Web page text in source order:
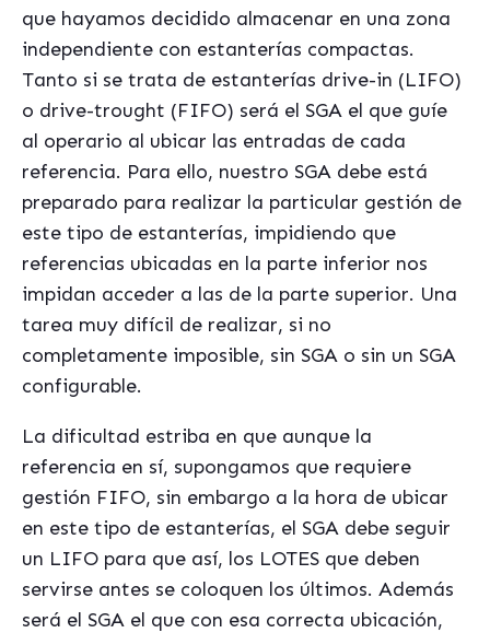
que hayamos decidido almacenar en una zona
independiente con estanterías compactas.
Tanto si se trata de estanterías drive-in (LIFO)
o drive-trought (FIFO) será el SGA el que guíe
al operario al ubicar las entradas de cada
referencia. Para ello, nuestro SGA debe está
preparado para realizar la particular gestión de
este tipo de estanterías, impidiendo que
referencias ubicadas en la parte inferior nos
impidan acceder a las de la parte superior. Una
tarea muy difícil de realizar, si no
completamente imposible, sin SGA o sin un SGA
configurable.
La dificultad estriba en que aunque la
referencia en sí, supongamos que requiere
gestión FIFO, sin embargo a la hora de ubicar
en este tipo de estanterías, el SGA debe seguir
un LIFO para que así, los LOTES que deben
servirse antes se coloquen los últimos. Además
será el SGA el que con esa correcta ubicación,